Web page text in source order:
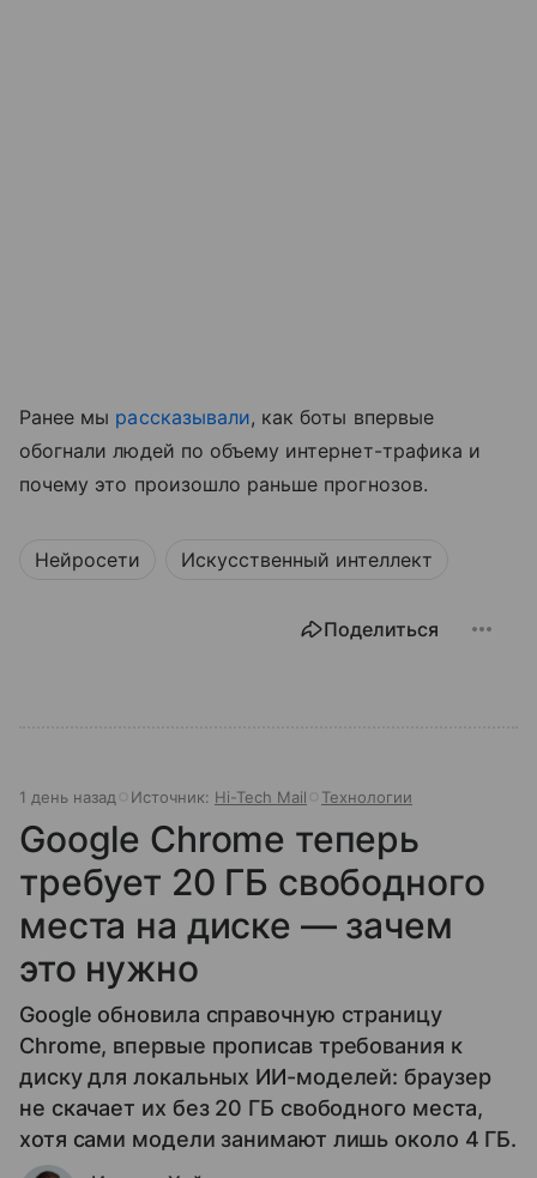
Ранее мы рассказывали, как боты впервые
обогнали людей по объему интернет-трафика и
почему это произошло раньше прогнозов.
Нейросети Искусственный интеллект
Поделиться
1 день назад Источник: Hi-Tech Mail Технологии
Google Chrome теперь
требует 20 ГБ свободного
места на диске — зачем
это нужно
Google обновила справочную страницу
Chrome, впервые прописав требования к
диску для локальных ИИ-моделей: браузер
не скачает их без 20 ГБ свободного места,
хотя сами модели занимают лишь около 4 ГБ.